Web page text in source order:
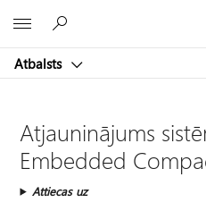
Atbalsts
Atjauninājums
Embedded
Attiecas uz